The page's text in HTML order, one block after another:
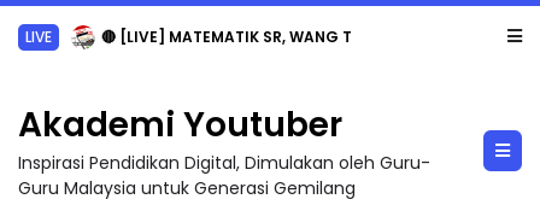
LIVE 🔴 [LIVE] MATEMATIK SR, WANG TAHUN 6 OLEH CIKGU ANITA #ALLINONE #141 #...
Akademi Youtuber
Inspirasi Pendidikan Digital, Dimulakan oleh Guru-
Guru Malaysia untuk Generasi Gemilang